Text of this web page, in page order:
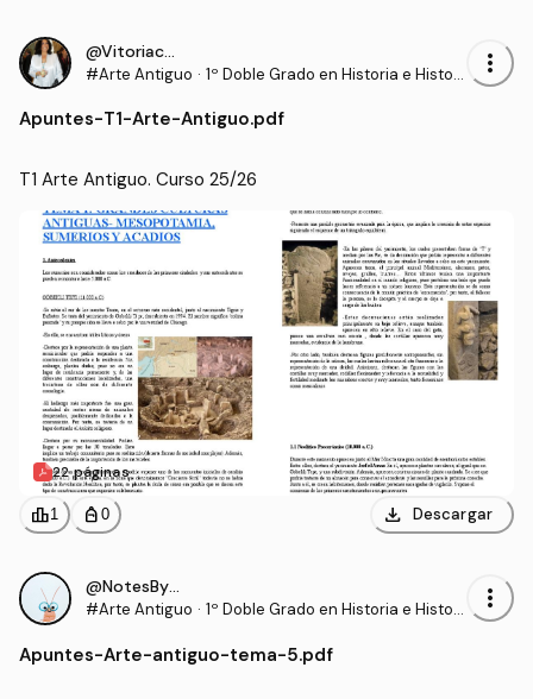
@Vitoriacoronada
#Arte Antiguo · 1º Doble Grado en Historia e Histori
more_vert
Apuntes-T1-Arte-Antiguo.pdf
T1 Arte Antiguo. Curso 25/26
22 páginas
leaderboard1 personal_bag 0 download Descargar
@NotesByRS22
#Arte Antiguo · 1º Doble Grado en Historia e Histori
more_vert
Apuntes-Arte-antiguo-tema-5.pdf